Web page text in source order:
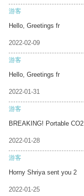
游客
Hello, Greetings fr
2022-02-09
游客
Hello, Greetings fr
2022-01-31
游客
BREAKING! Portable CO2
2022-01-28
游客
Horny Shriya sent you 2
2022-01-25